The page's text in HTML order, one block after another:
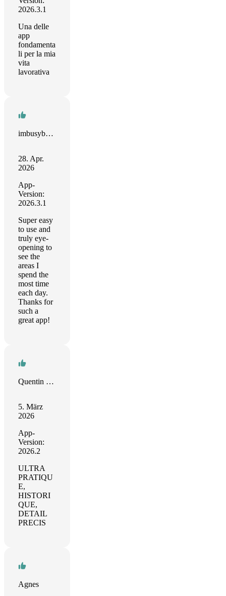
2026.3.1
Una delle
app
fondamenta
li per la mia
vita
lavorativa
imbusybeingawesome
28. Apr.
2026
App-
Version:
2026.3.1
Super easy
to use and
truly eye-
opening to
see the
areas I
spend the
most time
each day.
Thanks for
such a
great app!
Quentin Veys
5. März
2026
App-
Version:
2026.2
ULTRA
PRATIQU
E,
HISTORI
QUE,
DETAIL
PRECIS
Agnes